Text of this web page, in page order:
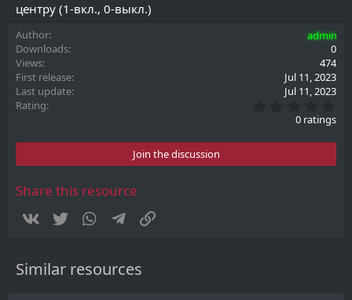
центру (1-вкл., 0-выкл.)
Author
admin
Downloads
0
Views
474
First release
Jul 11, 2023
Last update
Jul 11, 2023
Rating
.
0
t
0 ratings
Join the discussion
Share this resource
Vkontakte
Twitter WhatsAppTelegram
Similar resources